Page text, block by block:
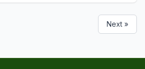
bisnis secara lebih terarah.
Next »